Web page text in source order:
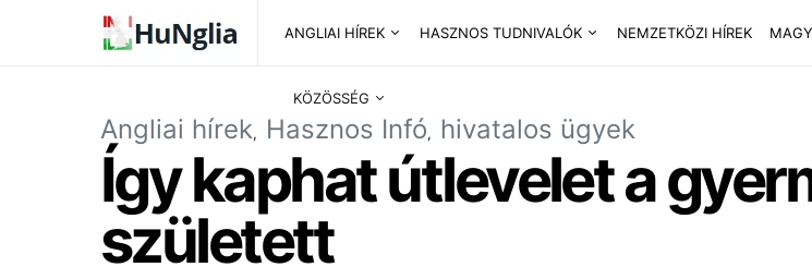
ANGLIAI HÍREK HASZNOS TUDNIVALÓK NEMZETKÖZI HÍREK
KÖZÖSSÉG
Angliai hírek Hasznos Infó hivatalos ügyek
Így kaphat útlevelet a
született